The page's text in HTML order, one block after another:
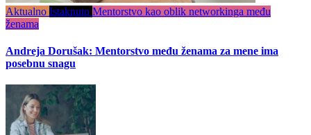
Aktualno Istaknuto Mentorstvo kao oblik networkinga među
ženama
Andreja Dorušak: Mentorstvo među ženama za mene ima
posebnu snagu